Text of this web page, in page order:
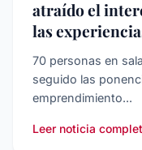
atraído el
las
70 personas en
seguido las
emprendimiento...
Leer noticia